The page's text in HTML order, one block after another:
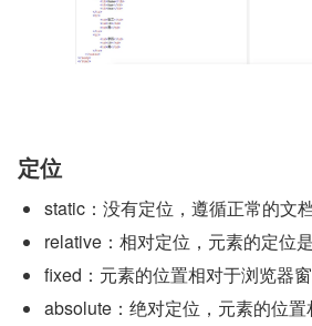
定位
static：没有定位，遵循正常的文
relative：相对定位，元素的定位
fixed：元素的位置相对于浏览器
absolute：绝对定位，元素的位